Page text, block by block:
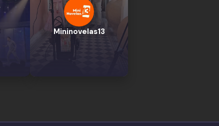
Mininovelas13